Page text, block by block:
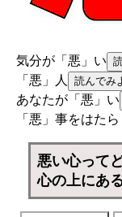
気分が「悪」い
「悪」人
あなたが「悪」い
「悪」事をはたら
悪い心って
心の上にあ